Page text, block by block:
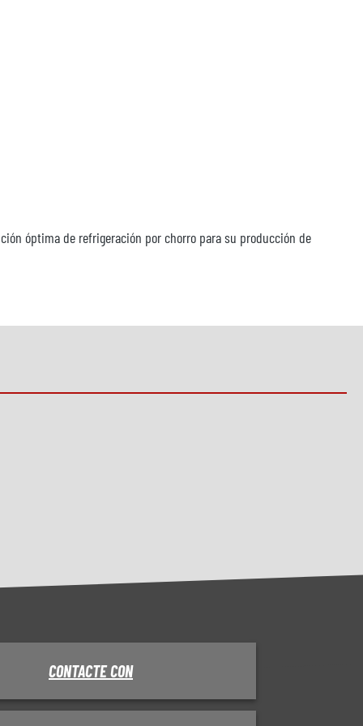
óptima de refrigeración por chorro para su producción de
CONTACTE CON